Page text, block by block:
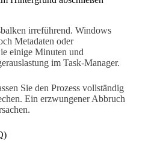
irreführend. Windows
Metadaten oder
einige Minuten und
im Task-Manager.
Sie den Prozess vollständig
Ein erzwungener Abbruch